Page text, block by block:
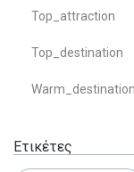
Top_attraction
Top_destination
Warm_destination
Ετικέτες